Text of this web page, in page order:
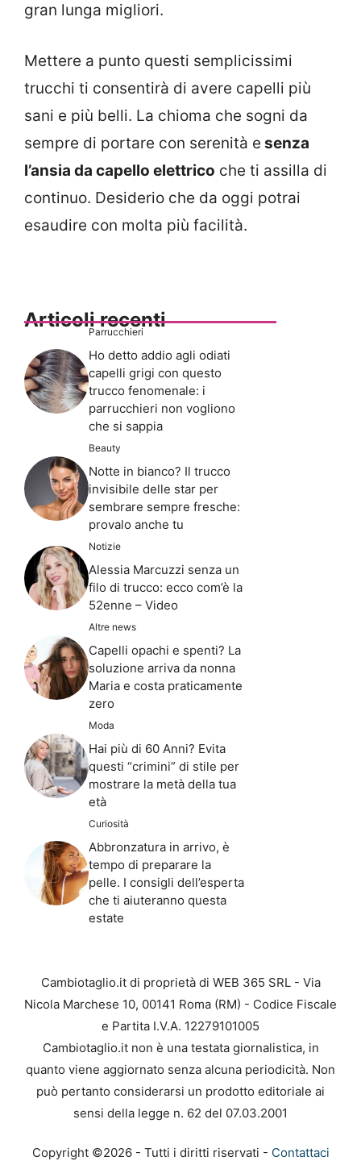
gran lunga migliori.
Mettere a punto questi semplicissimi
trucchi ti consentirà di avere capelli più
sani e più belli. La chioma che sogni da
sempre di portare con serenità e senza
l’ansia da capello elettrico che ti assilla di
continuo. Desiderio che da oggi potrai
esaudire con molta più facilità.
Articoli recenti
Parrucchieri
Ho detto addio agli odiati
capelli grigi con questo
trucco fenomenale: i
parrucchieri non vogliono
che si sappia
Beauty
Notte in bianco? Il trucco
invisibile delle star per
sembrare sempre fresche:
provalo anche tu
Notizie
Alessia Marcuzzi senza un
filo di trucco: ecco com’è la
52enne – Video
Altre news
Capelli opachi e spenti? La
soluzione arriva da nonna
Maria e costa praticamente
zero
Moda
Hai più di 60 Anni? Evita
questi “crimini” di stile per
mostrare la metà della tua
età
Curiosità
Abbronzatura in arrivo, è
tempo di preparare la
pelle. I consigli dell’esperta
che ti aiuteranno questa
estate
Cambiotaglio.it di proprietà di WEB 365 SRL - Via
Nicola Marchese 10, 00141 Roma (RM) - Codice Fiscale
e Partita I.V.A. 12279101005
Cambiotaglio.it non è una testata giornalistica, in
quanto viene aggiornato senza alcuna periodicità. Non
può pertanto considerarsi un prodotto editoriale ai
sensi della legge n. 62 del 07.03.2001
Copyright ©2026 - Tutti i diritti riservati - Contattaci